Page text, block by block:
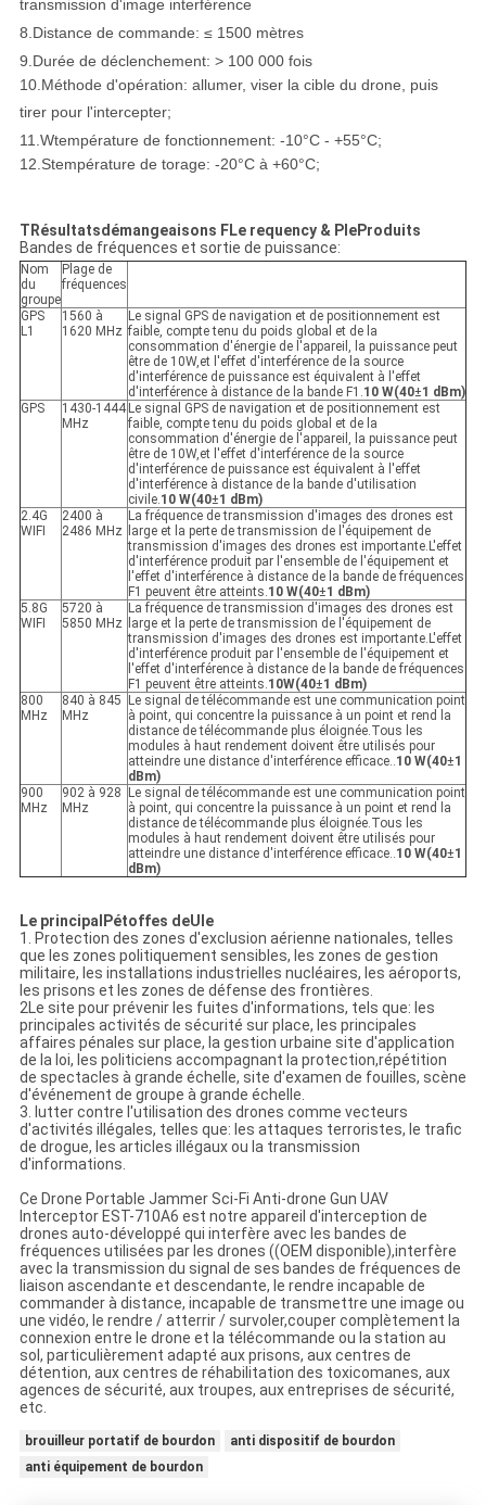
transmission d'image interférence
8. Distance de commande: ≤ 1500 mètres
9. Durée de déclenchement: > 100 000 fois
10. Méthode d'opération: allumer, viser la cible du drone, puis
tirer pour l'intercepter;
11. Wtempérature de fonctionnement: -10°C - +55°C;
12. Stempérature de torage: -20°C à +60°C;
T Résultatsdémangeaisons FLe requency & PleProduits
Bandes de fréquences et sortie de puissance:
Nom
du
groupe
Plage de
fréquences
GPS
L1
1560 à
1620 MHz
Le signal GPS de navigation et de positionnement est
faible, compte tenu du poids global et de la
consommation d'énergie de l'appareil, la puissance peut
être de 10W,et l'effet d'interférence de la source
d'interférence de puissance est équivalent à l'effet
d'interférence à distance de la bande F1.10 W(40±1 dBm)
GPS
1430-1444
MHz
Le signal GPS de navigation et de positionnement est
faible, compte tenu du poids global et de la
consommation d'énergie de l'appareil, la puissance peut
être de 10W,et l'effet d'interférence de la source
d'interférence de puissance est équivalent à l'effet
d'interférence à distance de la bande d'utilisation
civile.10 W(40±1 dBm)
2.4G
WIFI
2400 à
2486 MHz
La fréquence de transmission d'images des drones est
large et la perte de transmission de l'équipement de
transmission d'images des drones est importante.L'effet
d'interférence produit par l'ensemble de l'équipement et
l'effet d'interférence à distance de la bande de fréquences
F1 peuvent être atteints.10 W(40±1 dBm)
5.8G
WIFI
5720 à
5850 MHz
La fréquence de transmission d'images des drones est
large et la perte de transmission de l'équipement de
transmission d'images des drones est importante.L'effet
d'interférence produit par l'ensemble de l'équipement et
l'effet d'interférence à distance de la bande de fréquences
F1 peuvent être atteints.10W(40±1 dBm)
800
MHz
840 à 845
MHz
Le signal de télécommande est une communication point
à point, qui concentre la puissance à un point et rend la
distance de télécommande plus éloignée.Tous les
modules à haut rendement doivent être utilisés pour
atteindre une distance d'interférence efficace..10 W(40±1
dBm)
900
MHz
902 à 928
MHz
Le signal de télécommande est une communication point
à point, qui concentre la puissance à un point et rend la
distance de télécommande plus éloignée.Tous les
modules à haut rendement doivent être utilisés pour
atteindre une distance d'interférence efficace..10 W(40±1
dBm)
Le principal Pétoffes deU le
1. Protection des zones d'exclusion aérienne nationales, telles
que les zones politiquement sensibles, les zones de gestion
militaire, les installations industrielles nucléaires, les aéroports,
les prisons et les zones de défense des frontières.
2Le site pour prévenir les fuites d'informations, tels que: les
principales activités de sécurité sur place, les principales
affaires pénales sur place, la gestion urbaine site d'application
de la loi, les politiciens accompagnant la protection,répétition
de spectacles à grande échelle, site d'examen de fouilles, scène
d'événement de groupe à grande échelle.
3. lutter contre l'utilisation des drones comme vecteurs
d'activités illégales, telles que: les attaques terroristes, le trafic
de drogue, les articles illégaux ou la transmission
d'informations.
Ce Drone Portable Jammer Sci-Fi Anti-drone Gun UAV
Interceptor EST-710A6 est notre appareil d'interception de
drones auto-développé qui interfère avec les bandes de
fréquences utilisées par les drones ((OEM disponible),interfère
avec la transmission du signal de ses bandes de fréquences de
liaison ascendante et descendante, le rendre incapable de
commander à distance, incapable de transmettre une image ou
une vidéo, le rendre / atterrir / survoler,couper complètement la
connexion entre le drone et la télécommande ou la station au
sol, particulièrement adapté aux prisons, aux centres de
détention, aux centres de réhabilitation des toxicomanes, aux
agences de sécurité, aux troupes, aux entreprises de sécurité,
etc.
brouilleur portatif de bourdon
anti dispositif de bourdon
anti équipement de bourdon